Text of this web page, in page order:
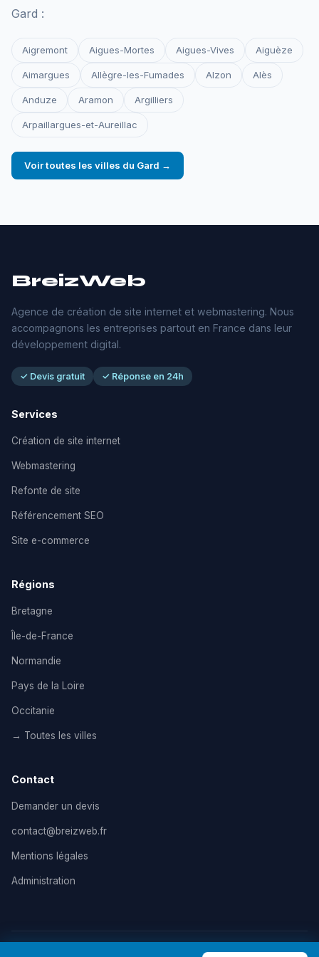
Gard :
Aigremont Aigues-Mortes Aigues-Vives Aiguèze
Aimargues Allègre-les-Fumades Alzon Alès
Anduze Aramon Argilliers
Arpaillargues-et-Aureillac
Voir toutes les villes du Gard →
BreizWeb
Agence de création de site internet et webmastering. Nous
accompagnons les entreprises partout en France dans leur
développement digital.
✓ Devis gratuit ✓ Réponse en 24h
Services
Création de site internet
Webmastering
Refonte de site
Référencement SEO
Site e-commerce
Régions
Bretagne
Île-de-France
Normandie
Pays de la Loire
Occitanie
→ Toutes les villes
Contact
Demander un devis
contact@breizweb.fr
Mentions légales
Administration
© 2026 BreizWeb — Agence de création de site internet en